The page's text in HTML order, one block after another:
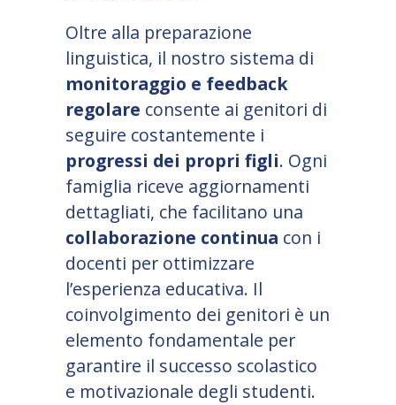
Oltre alla preparazione
linguistica, il nostro sistema di
monitoraggio e feedback
regolare consente ai genitori di
seguire costantemente i
progressi dei propri figli. Ogni
famiglia riceve aggiornamenti
dettagliati, che facilitano una
collaborazione continua con i
docenti per ottimizzare
l’esperienza educativa. Il
coinvolgimento dei genitori è un
elemento fondamentale per
garantire il successo scolastico
e motivazionale degli studenti.